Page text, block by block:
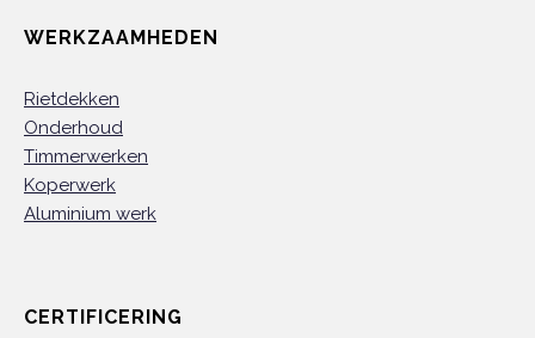
WERKZAAMHEDEN
Rietdekken
Onderhoud
Timmerwerken
Koperwerk
Aluminium werk
CERTIFICERING